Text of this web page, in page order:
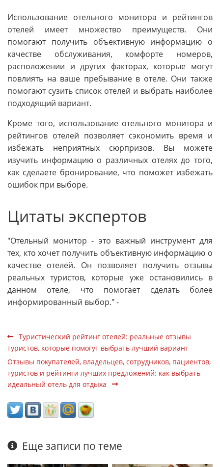
Использование отельного монитора и рейтингов
отелей имеет множество преимуществ. Они
помогают получить объективную информацию о
качестве обслуживания, комфорте номеров,
расположении и других факторах, которые могут
повлиять на ваше пребывание в отеле. Они также
помогают сузить список отелей и выбрать наиболее
подходящий вариант.
Кроме того, использование отельного монитора и
рейтингов отелей позволяет сэкономить время и
избежать неприятных сюрпризов. Вы можете
изучить информацию о различных отелях до того,
как сделаете бронирование, что поможет избежать
ошибок при выборе.
Цитаты экспертов
"Отельный монитор - это важный инструмент для
тех, кто хочет получить объективную информацию о
качестве отелей. Он позволяет получить отзывы
реальных туристов, которые уже остановились в
данном отеле, что помогает сделать более
информированный выбор." -
Туристический рейтинг отелей: реальные отзывы
туристов, которые помогут выбрать лучший вариант
Отзывы покупателей, владельцев, сотрудников, пациентов,
туристов и рейтинги лучших предложений: как выбрать
идеальный отель для отдыха
Еще записи по теме